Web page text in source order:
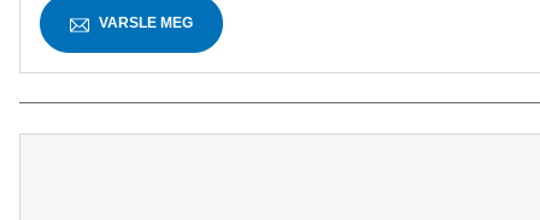
VARSLE MEG